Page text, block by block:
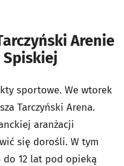
Arenie
sportowe. We wtorek
Tarczyński Arena.
aranżacji
się dorośli. W tym
do 12 lat pod opieką